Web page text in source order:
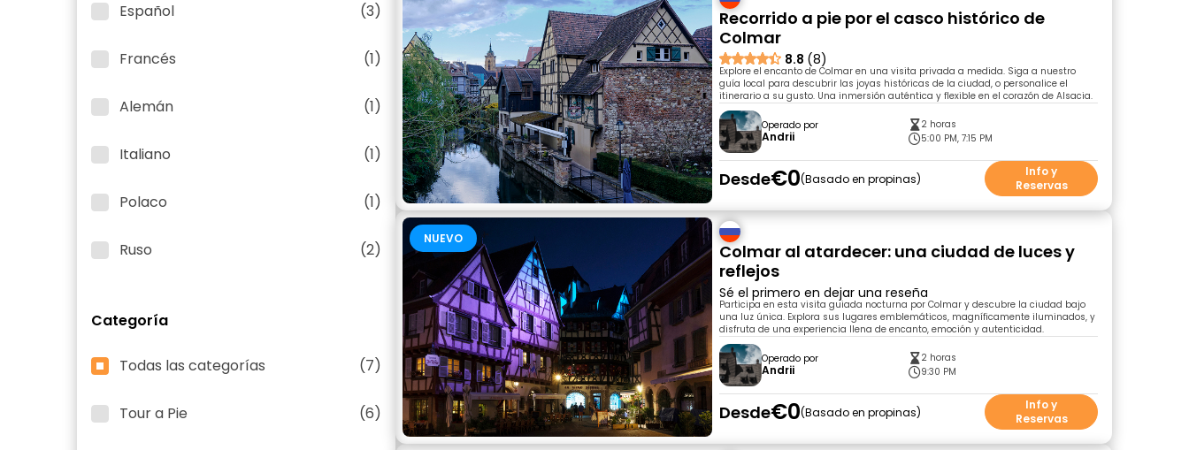
Español (3)
Francés (1)
Alemán (1)
Italiano (1)
Polaco (1)
Ruso (2)
Categoría
Todas las categorías (7)
Tour a Pie (6)
Recorrido a pie por el casco histórico de
Colmar
8.8 (8)
Explore el encanto de Colmar en una visita privada a medida. Siga a nuestro
guía local para descubrir las joyas históricas de la ciudad, o personalice el
itinerario a su gusto. Una inmersión auténtica y flexible en el corazón de Alsacia.
Operado por
Andrii
2 horas
5:00 PM, 7:15 PM
Desde€0 Basado en propinas
Info y
Reservas
NUEVO
Colmar al atardecer: una ciudad de luces y
reflejos
Sé el primero en dejar una reseña
Participa en esta visita guiada nocturna por Colmar y descubre la ciudad bajo
una luz única. Explora sus lugares emblemáticos, magníficamente iluminados, y
disfruta de una experiencia llena de encanto, emoción y autenticidad.
Operado por
Andrii
2 horas
9:30 PM
Desde€0 Basado en propinas
Info y
Reservas